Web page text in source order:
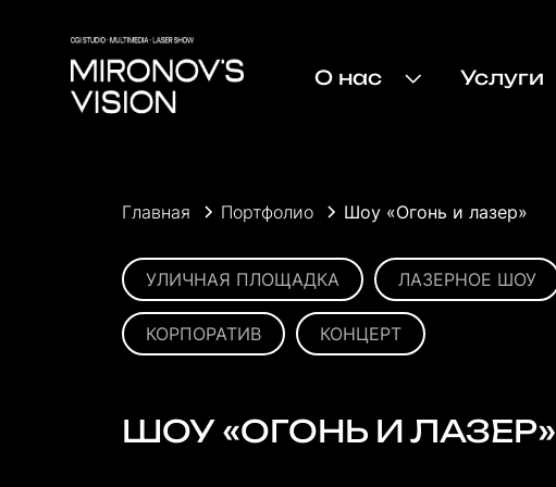
О нас Услуги
Главная Портфолио Шоу «Огонь и лазер»
УЛИЧНАЯ ПЛОЩАДКА ЛАЗЕРНОЕ ШОУ
КОРПОРАТИВ КОНЦЕРТ
ШОУ «ОГОНЬ И ЛАЗЕР»